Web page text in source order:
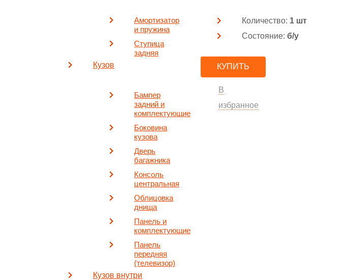
Амортизатор
и пружина
Ступица
задняя
Кузов
Бампер
задний и
комплектующие
Боковина
кузова
Дверь
багажника
Консоль
центральная
Облицовка
днища
Панель и
комплектующие
Панель
передняя
(телевизор)
Кузов внутри
Количество: 1 шт
Состояние: б/у
КУПИТЬ
В
избранное